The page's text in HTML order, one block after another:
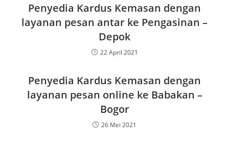
Penyedia Kardus Kemasan dengan
layanan pesan antar ke Pengasinan –
Depok
22 April 2021
Penyedia Kardus Kemasan dengan
layanan pesan online ke Babakan –
Bogor
26 Mei 2021